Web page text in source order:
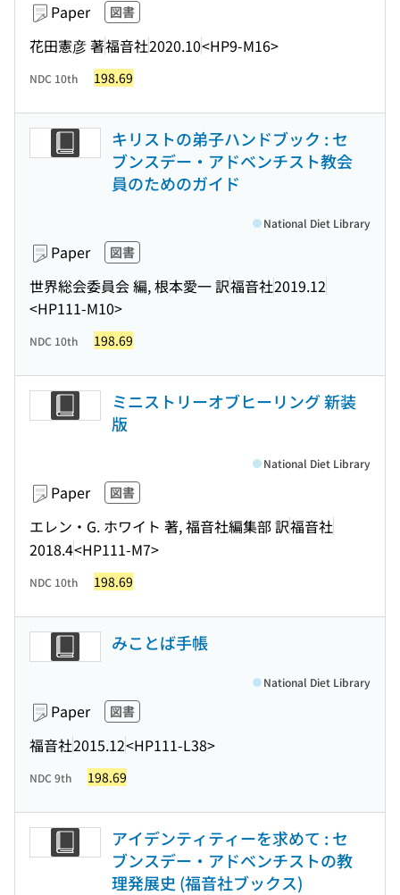
Paper 図書
花田憲彦 著福音社2020.10<HP9-M16>
NDC 10th 198.69
キリストの弟子ハンドブック : セ
ブンスデー・アドベンチスト教会
員のためのガイド
Paper 図書
世界総会委員会 編, 根本愛一 訳福音社2019.12
<HP111-M10>
National Diet Library
NDC 10th 198.69
ミニストリーオブヒーリング 新装
版
Paper 図書
エレン・G. ホワイト 著, 福音社編集部 訳福音社
2018.4<HP111-M7>
National Diet Library
NDC 10th 198.69
みことば手帳
Paper 図書
福音社2015.12<HP111-L38>
National Diet Library
NDC 9th 198.69
アイデンティティーを求めて : セ
ブンスデー・アドベンチストの教
理発展史 (福音社ブックス)